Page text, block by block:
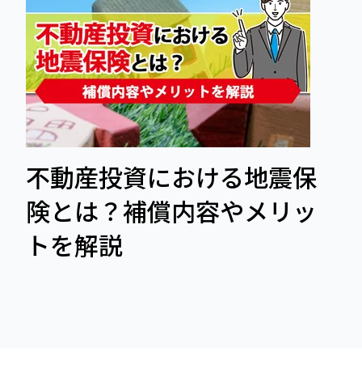
不動産投資における地震保
険とは？補償内容やメリッ
トを解説